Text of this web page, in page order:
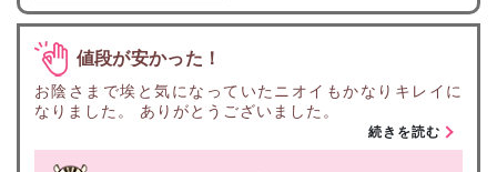
値段が安かった！
お陰さまで埃と気になっていたニオイもかなりキレイに
なりました。 ありがとうございました。
続きを読む